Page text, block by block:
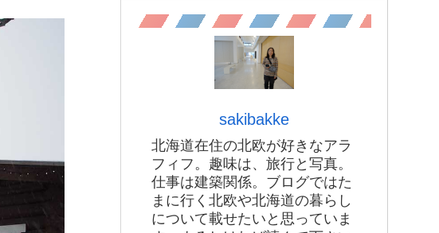
sakibakke
北海道在住の北欧が好きなアラ
フィフ。趣味は、旅行と写真。
仕事は建築関係。ブログではた
まに行く北欧や北海道の暮らし
について載せたいと思っていま